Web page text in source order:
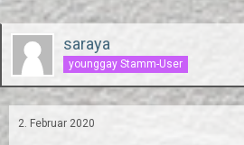
saraya
younggay Stamm-User
2. Februar 2020